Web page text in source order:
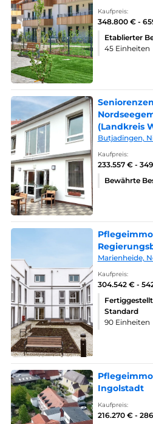
Kaufpreis:
348.800 € -
Etablierter
45 Einheiten
(Landkreis
Butjadingen,
Kaufpreis:
233.557 € -
Bewährte
Marienheide,
Kaufpreis:
304.542 € -
Standard
90 Einheiten
Ingolstadt
Kaufpreis:
216.270 € -